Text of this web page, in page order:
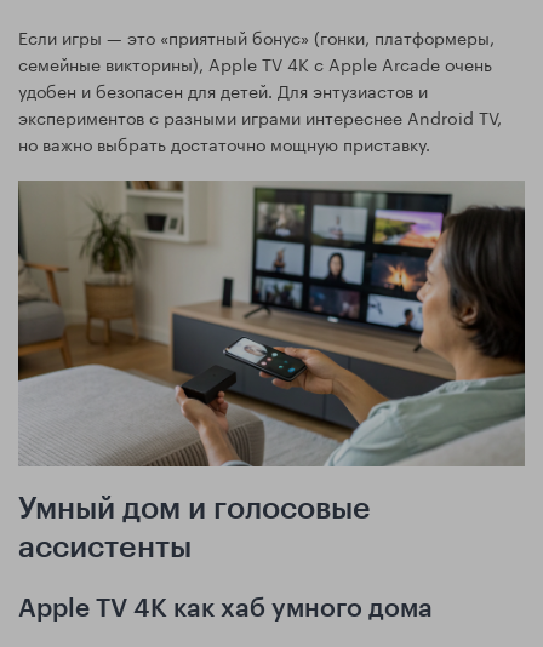
Если игры — это «приятный бонус» (гонки, платформеры,
семейные викторины), Apple TV 4K с Apple Arcade очень
удобен и безопасен для детей. Для энтузиастов и
экспериментов с разными играми интереснее Android TV,
но важно выбрать достаточно мощную приставку.
Умный дом и голосовые
ассистенты
Apple TV 4K как хаб умного дома